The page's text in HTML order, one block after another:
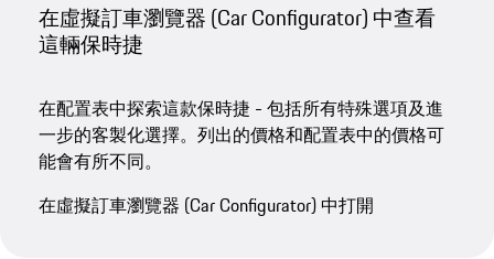
在虛擬訂車瀏覽器 (Car Configurator) 中查看
這輛保時捷
在配置表中探索這款保時捷 - 包括所有特殊選項及進
一步的客製化選擇。列出的價格和配置表中的價格可
能會有所不同。
在虛擬訂車瀏覽器 (Car Configurator) 中打開